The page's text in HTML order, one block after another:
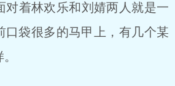
对着林欢乐和刘婧两人就是一
袋很多的马甲上，有几个某